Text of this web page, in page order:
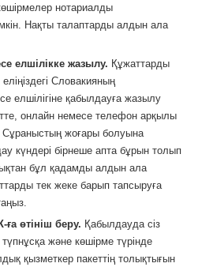
нотариалды
Нақты талаптарды алдын ала
елшілікке жазылу. Құжаттарды
Словакияның
елшілігіне қабылдауға жазылу
онлайн немесе телефон арқылы
жоғары болуына
күндері бірнеше апта бұрын толып
бұл қадамды алдын ала
тек жеке барып тапсыруға
өтініш беру. Қабылдауда сіз
және көшірме түрінде
қызметкер пакеттің толықтығын